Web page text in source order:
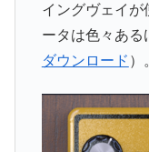
イングヴェイが
ータは色々あ
ダウンロード ）